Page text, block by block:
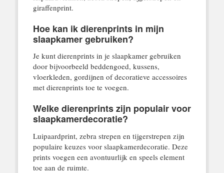
giraffenprint.
Hoe kan ik dierenprints in mijn
slaapkamer gebruiken?
Je kunt dierenprints in je slaapkamer gebruiken
door bijvoorbeeld beddengoed, kussens,
vloerkleden, gordijnen of decoratieve accessoires
met dierenprints toe te voegen.
Welke dierenprints zijn populair voor
slaapkamerdecoratie?
Luipaardprint, zebra strepen en tijgerstrepen zijn
populaire keuzes voor slaapkamerdecoratie. Deze
prints voegen een avontuurlijk en speels element
toe aan de ruimte.